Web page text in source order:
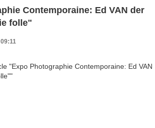
Contemporaine: Ed VAN der
folle"